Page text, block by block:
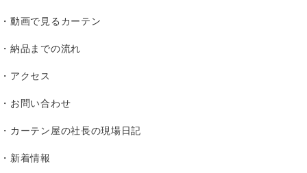
動画で見るカーテン
納品までの流れ
アクセス
お問い合わせ
カーテン屋の社長の現場日記
新着情報